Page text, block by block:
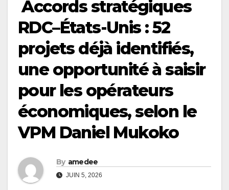
Accords stratégiques
RDC–États-Unis : 52
projets déjà identifiés,
une opportunité à saisir
pour les opérateurs
économiques, selon le
VPM Daniel Mukoko
By amedee
JUIN 5, 2026